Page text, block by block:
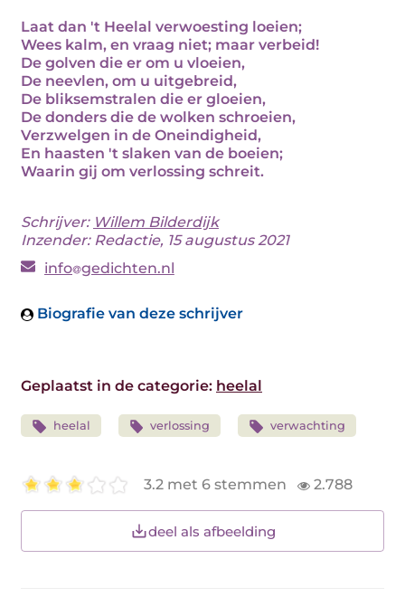
Laat dan 't Heelal verwoesting loeien;
Wees kalm, en vraag niet; maar verbeid!
De golven die er om u vloeien,
De neevlen, om u uitgebreid,
De bliksemstralen die er gloeien,
De donders die de wolken schroeien,
Verzwelgen in de Oneindigheid,
En haasten 't slaken van de boeien;
Waarin gij om verlossing schreit.
Schrijver: Willem Bilderdijk
Inzender: Redactie, 15 augustus 2021
info gedichten.nl
Biografie van deze schrijver
Geplaatst in de categorie: heelal
heelal verlossing verwachting
3.2 met 6 stemmen 2.788
deel als afbeelding